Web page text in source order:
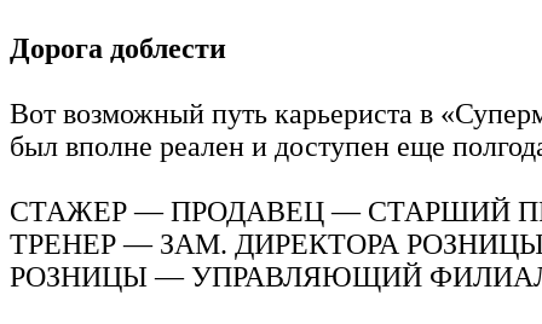
Дорога доблести
Вот возможный путь карьериста в
был вполне реален и доступен еще
СТАЖЕР — ПРОДАВЕЦ — СТАРШИЙ
ТРЕНЕР — ЗАМ. ДИРЕКТОРА
РОЗНИЦЫ — УПРАВЛЯЮЩИЙ